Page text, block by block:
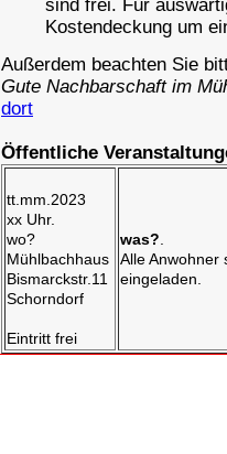
sind frei. Für
Kostendeckung um
Außerdem beachten Sie
Gute Nachbarschaft im
dort
Öffentliche
tt.mm.2023
xx Uhr.
wo?
Mühlbachhaus
Bismarckstr.11
Schorndorf
Eintritt frei
was?
Alle Anwohner
eingeladen.